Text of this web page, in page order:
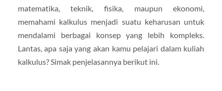
matematika, teknik, fisika, maupun ekonomi,
memahami kalkulus menjadi suatu keharusan untuk
mendalami berbagai konsep yang lebih kompleks.
Lantas, apa saja yang akan kamu pelajari dalam kuliah
kalkulus? Simak penjelasannya berikut ini.